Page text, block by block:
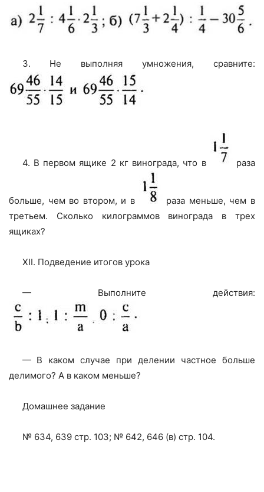
3. Не выполняя умножения, сравните:
4. В первом ящике 2 кг винограда, что в раза
больше, чем во втором, и в
раза меньше, чем в
третьем. Сколько килограммов винограда в трех
ящиках?
XII. Подведение итогов урока
— Выполните действия:
— В каком случае при делении частное больше
делимого? А в каком меньше?
Домашнее задание
№ 634, 639 стр. 103; № 642, 646 (в) стр. 104.